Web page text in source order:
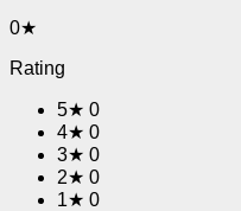
0★
Rating
5★ 0
4★ 0
3★ 0
2★ 0
1★ 0